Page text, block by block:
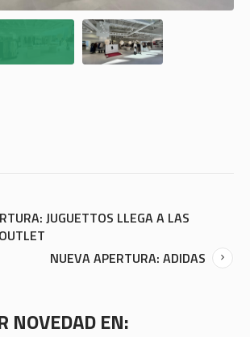
JUGUETTOS LLEGA A LAS
NUEVA APERTURA: ADIDAS
NOVEDAD EN: